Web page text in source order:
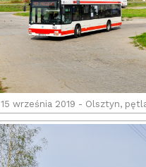
15 września 2019 - Olsztyn,